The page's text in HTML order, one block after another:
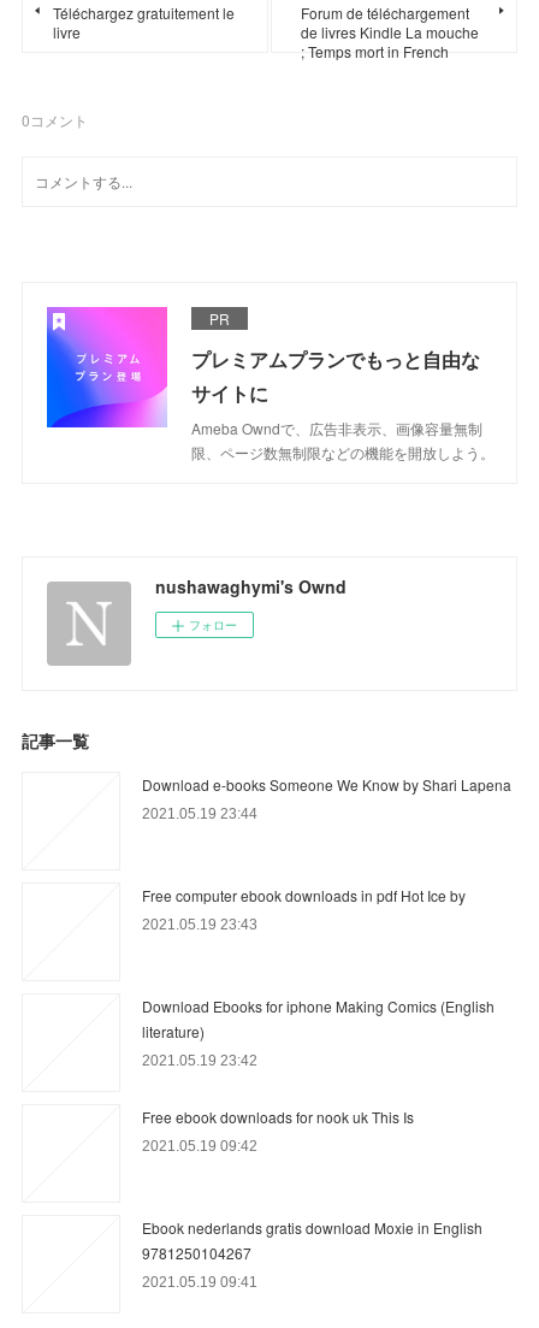
Téléchargez gratuitement le
livre
Forum de téléchargement
de livres Kindle La mouche
; Temps mort in French
0コメント
PR
プレミアムプランでもっと自由な
サイトに
Ameba Owndで、広告非表示、画像容量無制
限、ページ数無制限などの機能を開放しよう。
nushawaghymi's Ownd
フォロー
記事一覧
Download e-books Someone We Know by Shari Lapena
2021.05.19 23:44
Free computer ebook downloads in pdf Hot Ice by
2021.05.19 23:43
Download Ebooks for iphone Making Comics (English
literature)
2021.05.19 23:42
Free ebook downloads for nook uk This Is
2021.05.19 09:42
Ebook nederlands gratis download Moxie in English
9781250104267
2021.05.19 09:41